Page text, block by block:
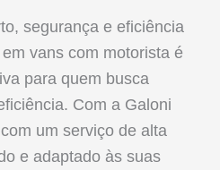
segurança e eficiência
vans com motorista é
para quem busca
Com a Galoni
um serviço de alta
e adaptado às suas